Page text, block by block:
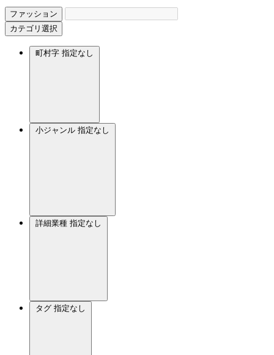
ファッション
カテゴリ選択
町村字 指定なし
小ジャンル 指定なし
詳細業種 指定なし
タグ 指定なし